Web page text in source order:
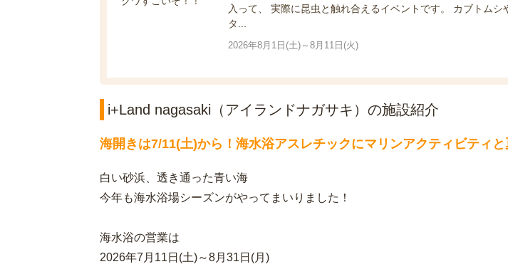
入って、 実際に昆虫と触れ合えるイベントです。 カブトムシ
タ...
2026年8月1日(土)～8月11日(火)
i+Land nagasaki（アイランドナガサキ）の施設紹介
海開きは7/11(土)から！海水浴アスレチックにマリンアクティビティと
白い砂浜、透き通った青い海
今年も海水浴場シーズンがやってまいりました！
海水浴の営業は
2026年7月11日(土)～8月31日(月)